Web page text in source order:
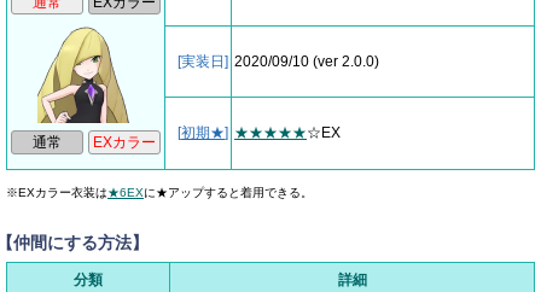
[実装日] 2020/09/10 (ver 2.0.0)
[初期★] ★★★★★☆EX
※EXカラー衣装は★6EXに★アップすると着用できる。
仲間にする方法】
分類 詳細